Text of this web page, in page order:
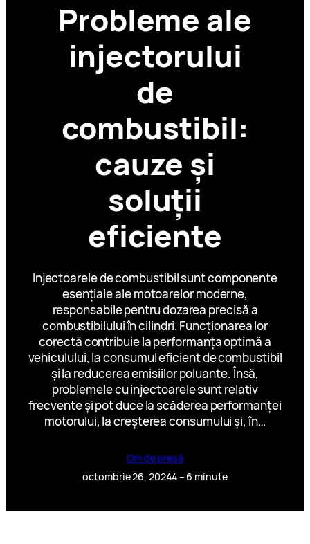
Probleme ale
injectorului
de
combustibil:
cauze și
soluții
eficiente
Injectoarele de combustibil sunt componente
esențiale ale motoarelor moderne,
responsabile pentru dozarea precisă a
combustibilului în cilindri. Funcționarea lor
corectă contribuie la performanța optimă a
vehiculului, la consumul eficient de combustibil
și la reducerea emisiilor poluante. Însă,
problemele cu injectoarele sunt relativ
frecvente și pot duce la scăderea performanței
motorului, la creșterea consumului și, în…
Om de presă
octombrie 26, 20244 – 6 minute